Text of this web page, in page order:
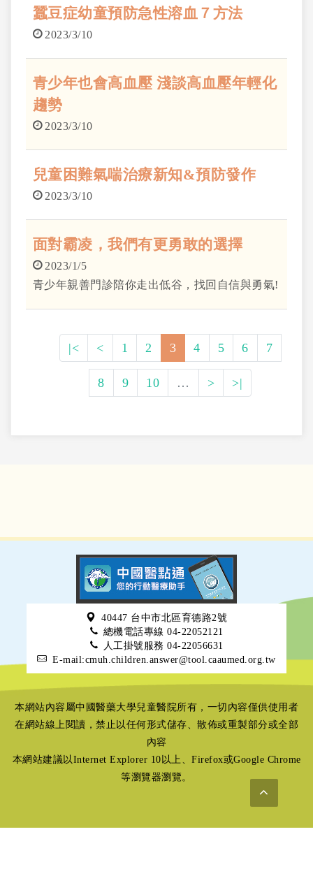
蠶豆症幼童預防急性溶血７方法
2023/3/10
青少年也會高血壓 淺談高血壓年輕化
趨勢
2023/3/10
兒童困難氣喘治療新知&預防發作
2023/3/10
面對霸凌，我們有更勇敢的選擇
2023/1/5
青少年親善門診陪你走出低谷，找回自信與勇氣!
|< < 1 2 3 4 5 6 7
8 9 10 … > >|
40447 台中市北區育德路2號
總機電話專線 04-22052121
人工掛號服務 04-22056631
E-mail:cmuh.children.answer@tool.caaumed.org.tw
本網站內容屬中國醫藥大學兒童醫院所有，一切內容僅供使用者
在網站線上閱讀，禁止以任何形式儲存、散佈或重製部分或全部
內容
本網站建議以Internet Explorer 10以上、Firefox或Google Chrome
等瀏覽器瀏覽。